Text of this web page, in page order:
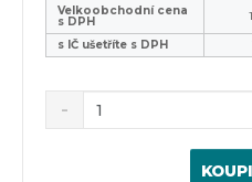
Velkoobchodní cena
s DPH
s IČ ušetříte s DPH